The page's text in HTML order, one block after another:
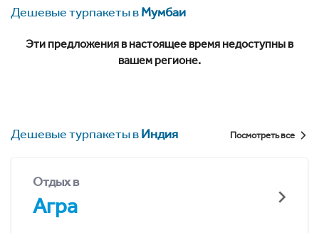
Дешевые турпакеты вМумбаи
Эти предложения в настоящее время недоступны в
вашем регионе.
Дешевые турпакеты вИндия Посмотреть все
Отдых в
Агра